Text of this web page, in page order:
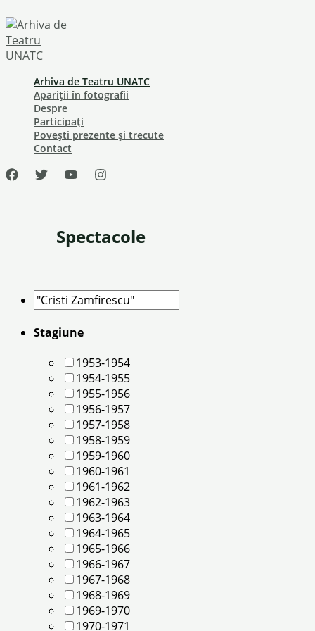
to
content
Arhiva de Teatru UNATC
Apariții în fotografii
Despre
Participați
Povești prezente și trecute
Contact
Spectacole
Stagiune
1953-1954
1954-1955
1955-1956
1956-1957
1957-1958
1958-1959
1959-1960
1960-1961
1961-1962
1962-1963
1963-1964
1964-1965
1965-1966
1966-1967
1967-1968
1968-1969
1969-1970
1970-1971